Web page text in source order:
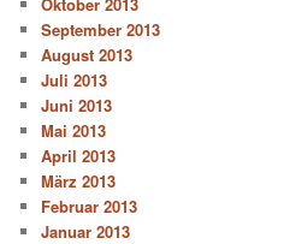
September 2013
August 2013
Juli 2013
Juni 2013
Mai 2013
April 2013
März 2013
Februar 2013
Januar 2013